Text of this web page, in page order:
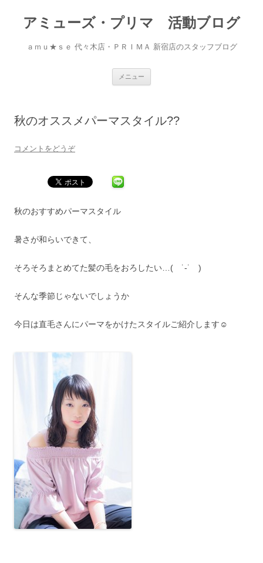
アミューズ・プリマ 活動ブログ
ａｍｕ★ｓｅ 代々木店・ＰＲＩＭＡ 新宿店のスタッフブログ
メニュー
移
秋のオススメパーマスタイル??
コメントをどうぞ
秋のおすすめパーマスタイル
暑さが和らいできて、
そろそろまとめてた髪の毛をおろしたい…( ˙-˙ )
そんな季節じゃないでしょうか
今日は直毛さんにパーマをかけたスタイルご紹介します☺︎